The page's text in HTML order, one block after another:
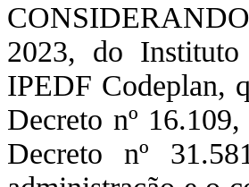
2023, do
IPEDF Codeplan,
Decreto nº
Decreto nº